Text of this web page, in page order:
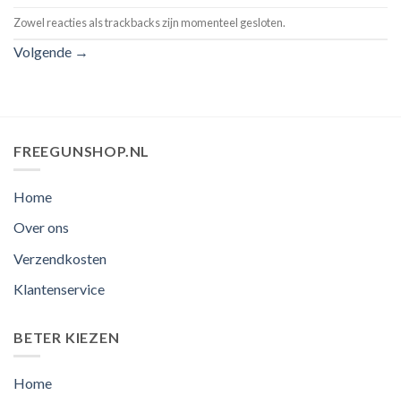
Zowel reacties als trackbacks zijn momenteel gesloten.
Volgende →
FREEGUNSHOP.NL
Home
Over ons
Verzendkosten
Klantenservice
BETER KIEZEN
Home